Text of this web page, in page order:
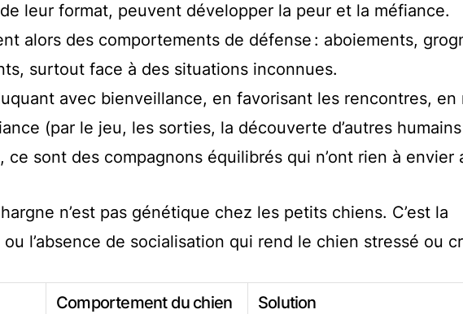
leur format, peuvent développer la peur et la méfiance.
alors des comportements de défense : aboiements,
surtout face à des situations inconnues.
avec bienveillance, en favorisant les rencontres, en
(par le jeu, les sorties, la découverte d’autres
ce sont des compagnons équilibrés qui n’ont rien à envier
n’est pas génétique chez les petits chiens. C’est la
l’absence de socialisation qui rend le chien stressé ou
Comportement du chien Solution